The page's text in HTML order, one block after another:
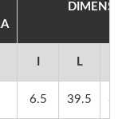
L
6.5 39.5